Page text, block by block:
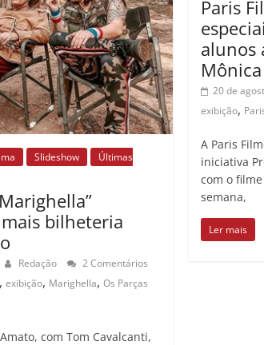
Slideshow
Últimas
bilheteria
Redação
2 Comentários
, exibição, Marighella, Os Parças
com Tom Cavalcanti,
Paris
alunos
Mônica
20 de
exibição,
A Paris
iniciativa
com o
semana,
Ler mais